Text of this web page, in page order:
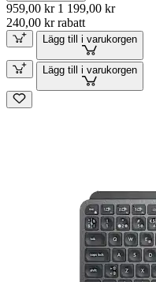
959,00 kr 1 199,00 kr
240,00 kr rabatt
Lägg till i varukorgen
Lägg till i varukorgen